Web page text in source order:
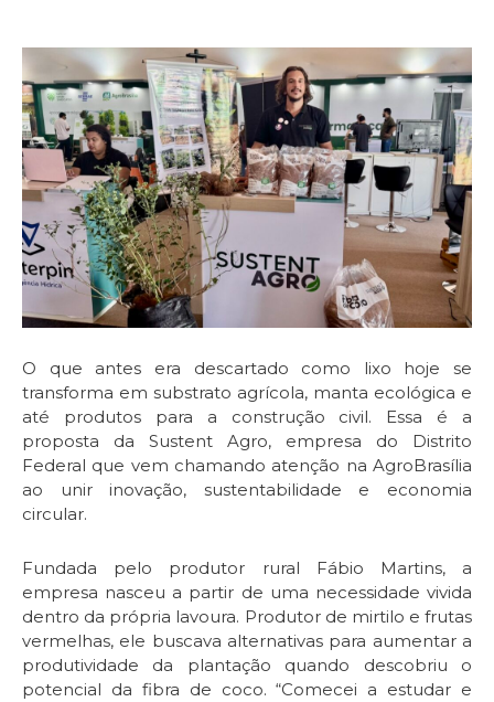
O que antes era descartado como lixo hoje se
transforma em substrato agrícola, manta ecológica e
até produtos para a construção civil. Essa é a
proposta da Sustent Agro, empresa do Distrito
Federal que vem chamando atenção na AgroBrasília
ao unir inovação, sustentabilidade e economia
circular.
Fundada pelo produtor rural Fábio Martins, a
empresa nasceu a partir de uma necessidade vivida
dentro da própria lavoura. Produtor de mirtilo e frutas
vermelhas, ele buscava alternativas para aumentar a
produtividade da plantação quando descobriu o
potencial da fibra de coco. “Comecei a estudar e